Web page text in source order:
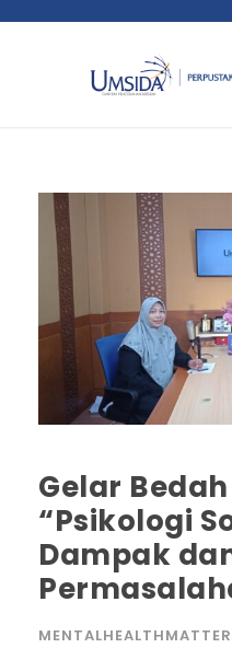
Gelar
“Psikologi
Dampak